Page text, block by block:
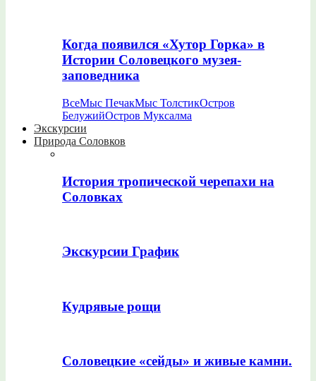
Когда появился «Хутор Горка» в
Истории Соловецкого музея-
заповедника
ВсеМыс ПечакМыс ТолстикОстров
БелужийОстров Муксалма
Экскурсии
Природа Соловков
История тропической черепахи на
Соловках
Экскурсии График
Кудрявые рощи
Соловецкие «сейды» и живые камни.